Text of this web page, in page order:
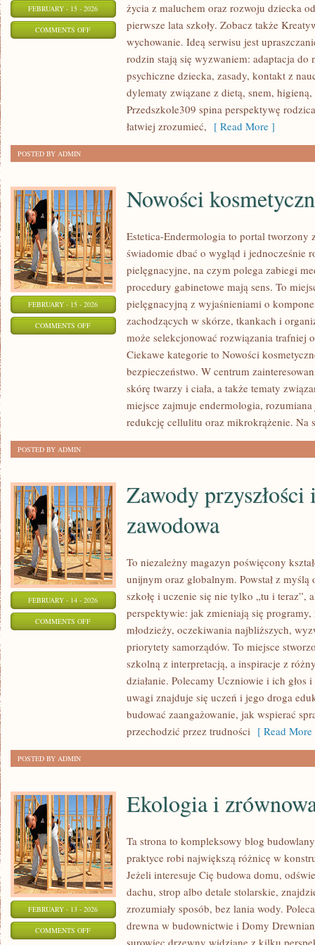
FEBRUARY - 15 - 2026
COMMENTS OFFON
PRZEDSZKOLA
życia z maluchem oraz rozwoju dziecka
pierwsze lata szkoły. Zobacz także
wychowanie. Ideą serwisu jest
rodzin stają się wyzwaniem: adaptacja do
psychiczne dziecka, zasady, kontakt z
dylematy związane z dietą, snem,
Przedszkole309 spina perspektywę
łatwiej zrozumieć, [ Read More ]
POSTED BY ADMIN
FEBRUARY - 15 - 2026
COMMENTS OFFON
KOSMETYCZNE
Nowości
Estetica-Endermologia to portal tworzony
świadomie dbać o wygląd i jednocześnie
pielęgnacyjne, na czym polega zabiegi
procedury gabinetowe mają sens. To
pielęgnacyjną z wyjaśnieniami o
zachodzących w skórze, tkankach i
może selekcjonować rozwiązania trafniej
Ciekawe kategorie to Nowości
bezpieczeństwo. W centrum
skórę twarzy i ciała, a także tematy
miejsce zajmuje endermologia,
redukcję cellulitu oraz mikrokrążenie. Na
POSTED BY ADMIN
FEBRUARY - 14 - 2026
COMMENTS OFFON
PRZYSZŁOŚCI
Zawody przyszłości
zawodowa
To niezależny magazyn poświęcony
unijnym oraz globalnym. Powstał z
szkołę i uczenie się nie tylko „tu i teraz”,
perspektywie: jak zmieniają się
młodzieży, oczekiwania najbliższych,
priorytety samorządów. To miejsce
szkolną z interpretacją, a inspiracje z
działanie. Polecamy Uczniowie i ich głos
uwagi znajduje się uczeń i jego droga
budować zaangażowanie, jak wspierać
przechodzić przez trudności [ Read
POSTED BY ADMIN
FEBRUARY - 13 - 2026
COMMENTS OFFON
Ekologia i
Ta strona to kompleksowy blog
praktyce robi największą różnicę w
Jeżeli interesuje Cię budowa domu,
dachu, strop albo detale stolarskie,
zrozumiały sposób, bez lania wody.
drewna w budownictwie i Domy
surowiec drzewny widziane z kilku